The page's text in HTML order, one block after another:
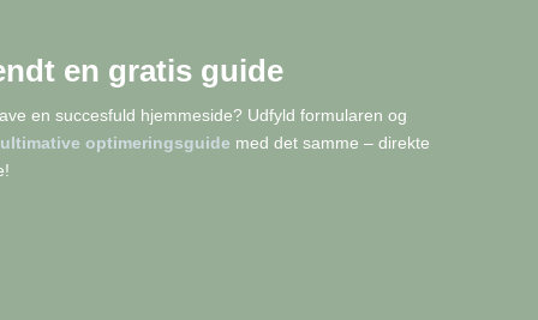
en gratis guide
en succesfuld hjemmeside? Udfyld formularen og
optimeringsguide med det samme – direkte